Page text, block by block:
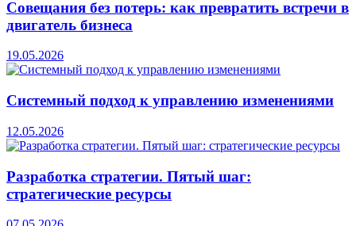
Совещания без потерь: как превратить встречи в
двигатель бизнеса
19.05.2026
Системный подход к управлению изменениями
12.05.2026
Разработка стратегии. Пятый шаг:
стратегические ресурсы